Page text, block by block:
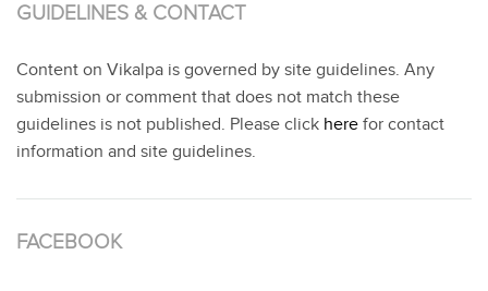
GUIDELINES & CONTACT
Content on Vikalpa is governed by site guidelines. Any
submission or comment that does not match these
guidelines is not published. Please click here for contact
information and site guidelines.
FACEBOOK